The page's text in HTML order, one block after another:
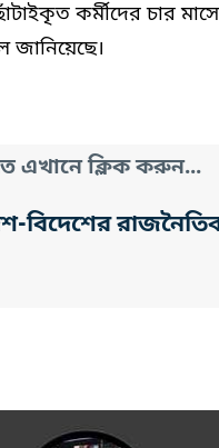
কর্মীদের চার
এখানে ক্লিক করুন...
বিদেশের